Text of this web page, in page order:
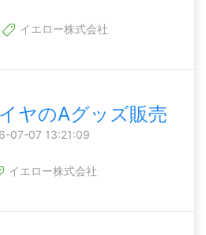
イエロー株式会社
ヤのAグッズ販売
07-07 13:21:09
イエロー株式会社